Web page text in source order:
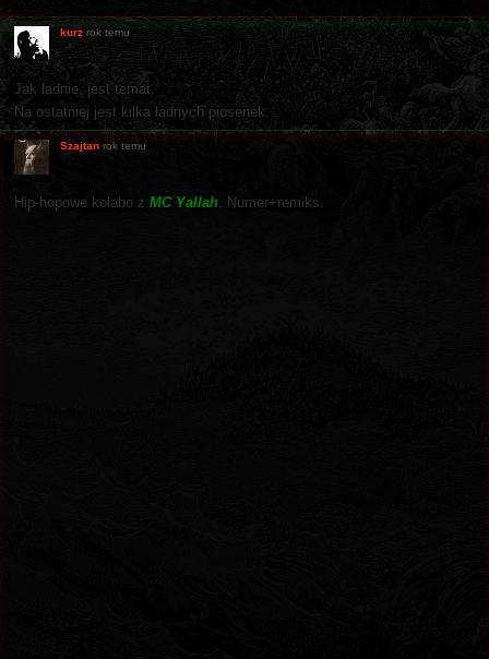
kurz rok temu
Jak ładnie, jest temat.
Na ostatniej jest kilka ładnych piosenek.
Szajtan rok temu
Hip-hopowe kolabo z MC Yallah. Numer+remiks.